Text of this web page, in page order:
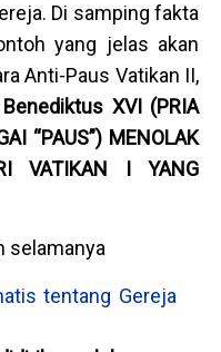
Di samping fakta
yang jelas akan
Anti-Paus Vatikan II,
XVI (PRIA
“PAUS”) MENOLAK
VATIKAN I YANG
selamanya
tentang Gereja